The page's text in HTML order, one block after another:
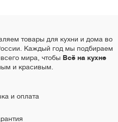
товары для кухни и дома во
Каждый год мы подбираем
мира, чтобы Всё на кухне
и красивым.
и оплата